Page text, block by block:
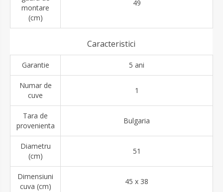
montare
(cm)
49
Caracteristici
Garantie 5 ani
Numar de
cuve
1
Tara de
provenienta
Bulgaria
Diametru
(cm)
51
Dimensiuni
cuva (cm)
45 x 38